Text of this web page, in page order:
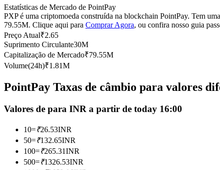
Futuros de USDC
Futuros usando USDC como garantia
Copiar Trading
Estatísticas de Mercado de PointPay
PXP é uma criptomoeda construída na blockchain PointPay. Tem
79.55M. Clique aqui para Comprar Agora, ou confira nosso guia
Preço Atual₹2.65
Suprimento Circulante30M
Capitalização de Mercado₹79.55M
Volume(24h)₹1.81M
PointPay Taxas de câmbio para valores
Valores de para INR a partir de today 16:00
10=₹26.53INR
50=₹132.65INR
100=₹265.31INR
500=₹1326.53INR